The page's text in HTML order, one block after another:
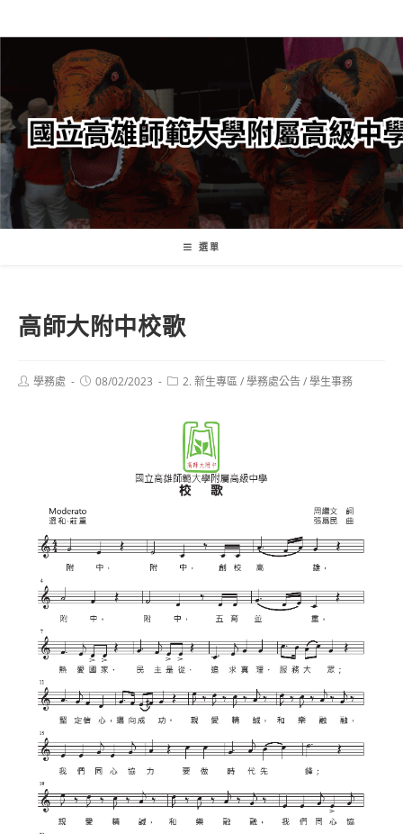
轉
要
內
容
選單
高師大附中校歌
Post學務處
Post08/02/2023
Post2. 新生專區/學務處公告/學生事務